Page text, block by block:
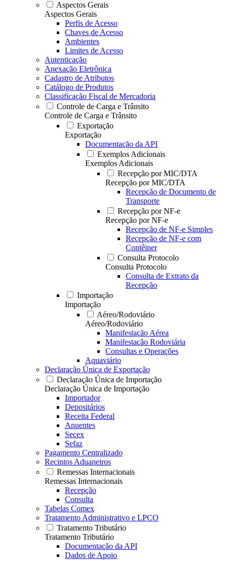
Aspectos Gerais
Aspectos Gerais
Perfis de Acesso
Chaves de Acesso
Ambientes
Limites de Acesso
Autenticação
Anexação Eletrônica
Cadastro de Atributos
Catálogo de Produtos
Classificação Fiscal de Mercadoria
Controle de Carga e Trânsito
Controle de Carga e Trânsito
Exportação
Exportação
Documentação da API
Exemplos Adicionais
Exemplos Adicionais
Recepção por MIC/DTA
Recepção por MIC/DTA
Recepção de Documento de
Transporte
Recepção por NF-e
Recepção por NF-e
Recepção de NF-e Simples
Recepção de NF-e com
Contêiner
Consulta Protocolo
Consulta Protocolo
Consulta de Extrato da
Recepção
Importação
Importação
Aéreo/Rodoviário
Aéreo/Rodoviário
Manifestação Aérea
Manifestação Rodoviária
Consultas e Operações
Aquaviário
Declaração Única de Exportação
Declaração Única de Importação
Declaração Única de Importação
Importador
Depositários
Receita Federal
Anuentes
Secex
Sefaz
Pagamento Centralizado
Recintos Aduaneiros
Remessas Internacionais
Remessas Internacionais
Recepção
Consulta
Tabelas Comex
Tratamento Administrativo e LPCO
Tratamento Tributário
Tratamento Tributário
Documentação da API
Dados de Apoio